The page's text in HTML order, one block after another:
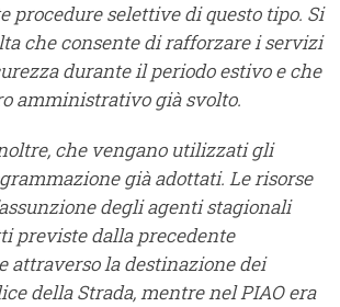
procedure selettive di questo tipo. Si
che consente di rafforzare i servizi
durante il periodo estivo e che
amministrativo già svolto.
che vengano utilizzati gli
già adottati. Le risorse
degli agenti stagionali
previste dalla precedente
attraverso la destinazione dei
della Strada, mentre nel PIAO era